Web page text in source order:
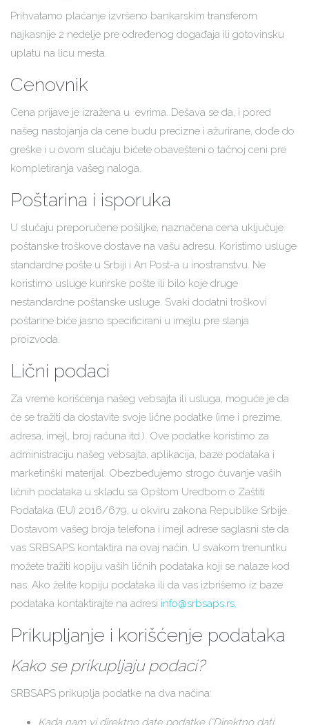
Prihvatamo plaćanje izvršeno bankarskim transferom
najkasnije 2 nedelje pre određenog događaja ili gotovinsku
uplatu na licu mesta.
Cenovnik
Cena prijave je izražena u evrima. Dešava se da, i pored
našeg nastojanja da cene budu precizne i ažurirane, dođe do
greške i u ovom slučaju bićete obavešteni o tačnoj ceni pre
kompletiranja vašeg naloga.
Poštarina i isporuka
U slučaju preporučene pošiljke, naznačena cena uključuje
poštanske troškove dostave na vašu adresu. Koristimo usluge
standardne pošte u Srbiji i An Post-a u inostranstvu. Ne
koristimo usluge kurirske pošte ili bilo koje druge
nestandardne poštanske usluge. Svaki dodatni troškovi
poštarine biće jasno specificirani u imejlu pre slanja
proizvoda.
Lični podaci
Za vreme korišćenja našeg vebsajta ili usluga, moguće je da
će se tražiti da dostavite svoje lične podatke (ime i prezime,
adresa, imejl, broj računa itd.). Ove podatke koristimo za
administraciju našeg vebsajta, aplikacija, baze podataka i
marketinški materijal. Obezbeđujemo strogo čuvanje vaših
ličnih podataka u skladu sa Opštom Uredbom o Zaštiti
Podataka (EU) 2016/679, u okviru zakona Republike Srbije.
Dostavom vašeg broja telefona i imejl adrese saglasni ste da
vas SRBSAPS kontaktira na ovaj način. U svakom trenuntku
možete tražiti kopiju vaših ličnih podataka koji se nalaze kod
nas. Ako želite kopiju podataka ili da vas izbrišemo iz baze
podataka kontaktirajte na adresi info@srbsaps.rs.
Prikupljanje i korišćenje podataka
Kako se prikupljaju podaci?
SRBSAPS prikuplja podatke na dva načina:
Kada nam vi direktno date podatke (“Direktno dati